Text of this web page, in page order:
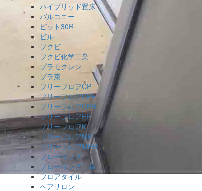
ハイブリッド置床
バルコニー
ピット30R
ビル
フクビ
フクビ化学工業
プラモクレン
プラ束
フリーフロアCP
フリーフロアCPF
フリーフロアCPR
フリーフロアEP
フリーフロアK
フリーフロアMP
フリーフロアMPR
フローリング
フローリング工事
フロアタイル
ヘアサロン